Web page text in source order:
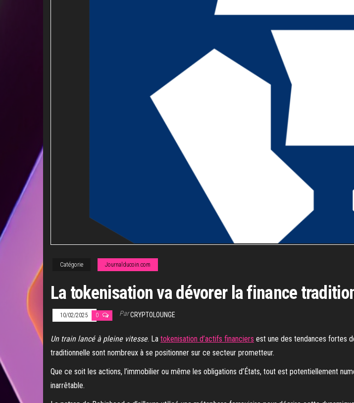
Catégorie Journalducoin.com
La tokenisation va dévorer la finance
10/02/2025 0 ParCRYPTOLOUNGE
Un train lancé à pleine vitesse. La tokenisation d’actifs financiers est une des tendances fortes
traditionnelle sont nombreux à se positionner sur ce secteur prometteur.
Que ce soit les actions, l’immobilier ou même les obligations d’États, tout est potentiellement
inarrêtable.